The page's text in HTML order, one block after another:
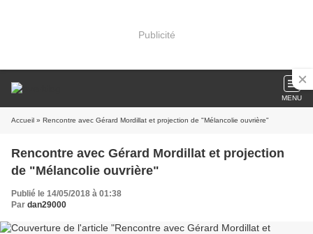
Publicité
MENU
Accueil » Rencontre avec Gérard Mordillat et projection de "Mélancolie ouvrière"
Rencontre avec Gérard Mordillat et projection
de "Mélancolie ouvrière"
Publié le 14/05/2018 à 01:38
Par dan29000